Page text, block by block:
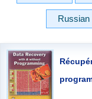
Russian